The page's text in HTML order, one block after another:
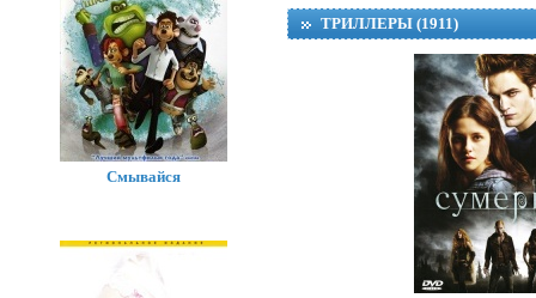
ТРИЛЛЕРЫ (1911)
Смывайся